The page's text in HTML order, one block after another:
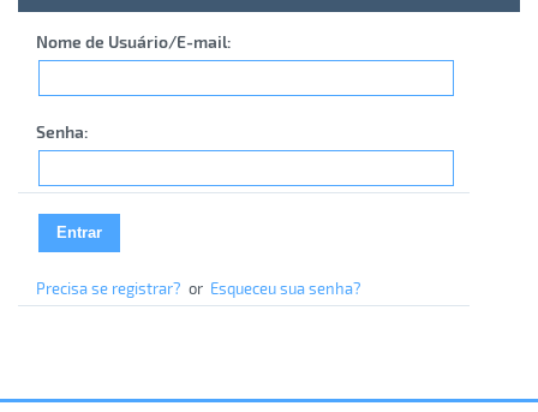
Nome de Usuário/E-mail:
Senha:
Precisa se registrar? or Esqueceu sua senha?